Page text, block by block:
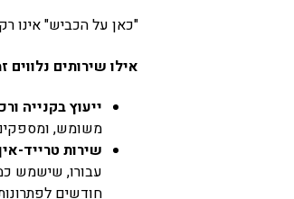
"כאן על הכביש" אינו
אילו שירותים נלווים
ייעוץ בקנייה
משומש, ומספקים
שירות טרייד-
עבורו, שישמש
חודשים